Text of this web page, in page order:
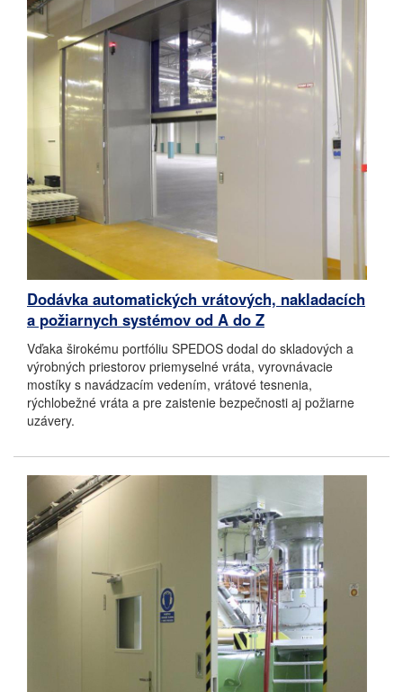
Dodávka automatických vrátových, nakladacích
a požiarnych systémov od A do Z
Vďaka širokému portfóliu SPEDOS dodal do skladových a
výrobných priestorov priemyselné vráta, vyrovnávacie
mostíky s navádzacím vedením, vrátové tesnenia,
rýchlobežné vráta a pre zaistenie bezpečnosti aj požiarne
uzávery.